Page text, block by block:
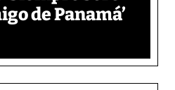
de Panamá’